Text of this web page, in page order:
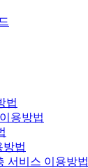
법
용방법
방법
서비스 이용방법